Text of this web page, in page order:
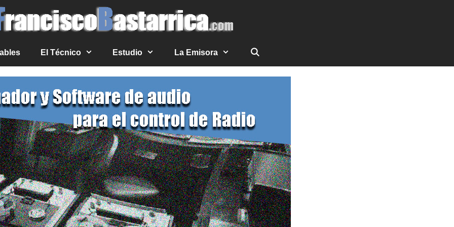
El Técnico Estudio La Emisora